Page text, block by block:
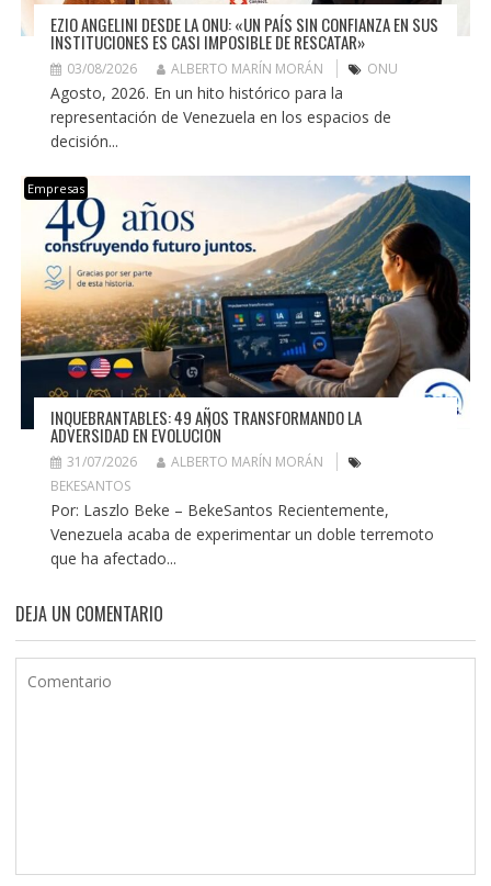
EZIO ANGELINI DESDE LA ONU: «UN PAÍS SIN CONFIANZA EN SUS
INSTITUCIONES ES CASI IMPOSIBLE DE RESCATAR»
03/08/2026 ALBERTO MARÍN MORÁN ONU
Agosto, 2026. En un hito histórico para la
representación de Venezuela en los espacios de
decisión...
Empresas
INQUEBRANTABLES: 49 AÑOS TRANSFORMANDO LA
ADVERSIDAD EN EVOLUCIÓN
31/07/2026
ALBERTO MARÍN MORÁN
BEKESANTOS
Por: Laszlo Beke – BekeSantos Recientemente,
Venezuela acaba de experimentar un doble terremoto
que ha afectado...
DEJA UN COMENTARIO